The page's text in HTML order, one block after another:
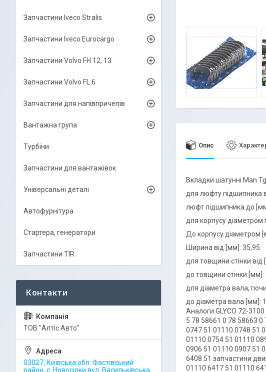
Опис
Вкладки шатунні Man
для люфту підшипника
люфт підшипника до
для корпусу
До корпусу діаметром
Ширина від [мм]: 35,95
для товщини стінки від
до товщини стінки [мм]:
для діаметра вала,
до діаметра вала [мм]:
Аналоги:GLYCO 72-
5 78 58661 0 78 58663
0747 51 01110 0748 51
01110 0754 51 01110
0906 51 01110 0907 51
6408 51 запчастини
01110 6417 51 01110
Запчастини Iveco Stralis
Запчастини Iveco Eurocargo
Запчастини Volvo FH 12, 13
Запчастини Volvo FL 6
Запчастини для напівпричепів
Вантажна група
Турбіни
Запчастини для вантажівок
Універсальні деталі
Автофурнітура
Стартера, генератори
Запчастини TIR
ТОВ "Алтіс Авто"
03027, Київська обл. Фастівський
район, с. Новосілки вул. Васильківська